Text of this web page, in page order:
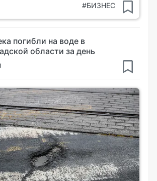
#БИЗНЕС
погибли на воде в
области за день